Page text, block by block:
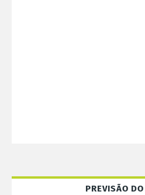
PREVISÃO